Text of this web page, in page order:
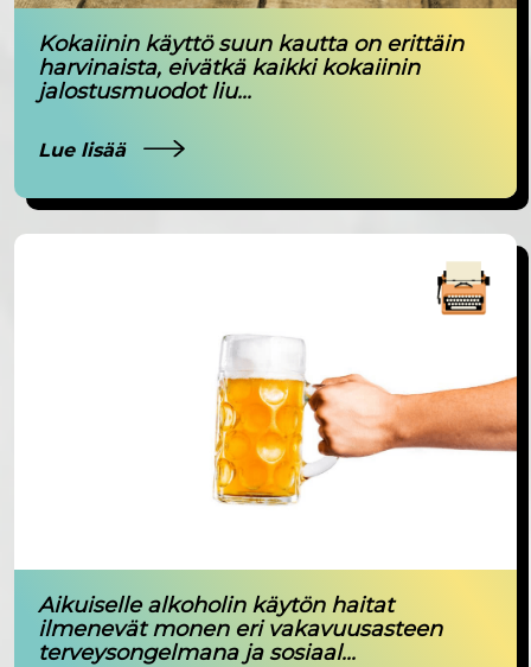
Kokaiinin käyttö suun kautta on erittäin
harvinaista, eivätkä kaikki kokaiinin
jalostusmuodot liu...
Lue lisää
Aikuiselle alkoholin käytön haitat
ilmenevät monen eri vakavuusasteen
terveysongelmana ja sosiaal...